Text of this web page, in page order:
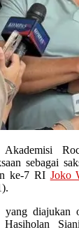
sebagai
ke-7 RI Joko
diajukan